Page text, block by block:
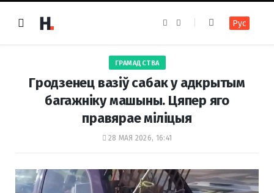
e
k
t
a
m
Рус
ГРАМАДСТВА
Гродзенец вазіў сабак у адкрытым
багажніку машыны. Цяпер яго
правярае міліцыя
28 МАЯ 2026, 16:41